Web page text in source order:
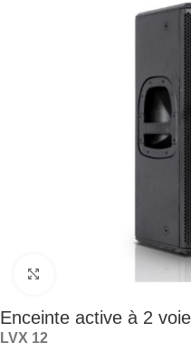
Enceinte active à 2
LVX 12